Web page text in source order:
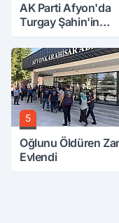
AK Parti Afyon'da
Turgay Şahin'in
5
Oğlunu Öldüren
Evlendi